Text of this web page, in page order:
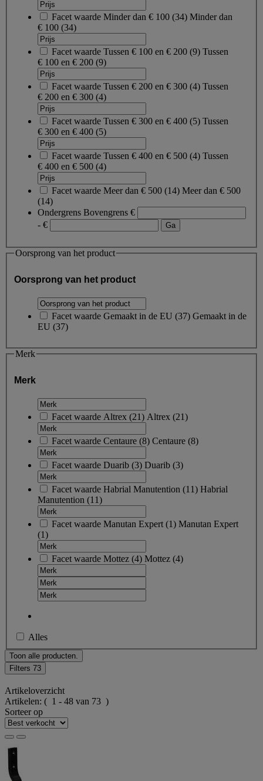
Facet waarde Minder dan € 100 (34) Minder dan
€ 100 (34)
Facet waarde Tussen € 100 en € 200 (9) Tussen
€ 100 en € 200 (9)
Facet waarde Tussen € 200 en € 300 (4) Tussen
€ 200 en € 300 (4)
Facet waarde Tussen € 300 en € 400 (5) Tussen
€ 300 en € 400 (5)
Facet waarde Tussen € 400 en € 500 (4) Tussen
€ 400 en € 500 (4)
Facet waarde Meer dan € 500 (14) Meer dan € 500
(14)
Ondergrens Bovengrens €
- €
Oorsprong van het product
Oorsprong van het product
Facet waarde Gemaakt in de EU (37) Gemaakt in de
EU (37)
Merk
Merk
Facet waarde Altrex (21) Altrex (21)
Facet waarde Centaure (8) Centaure (8)
Facet waarde Duarib (3) Duarib (3)
Facet waarde Habrial Manutention (11) Habrial
Manutention (11)
Facet waarde Manutan Expert (1) Manutan Expert
(1)
Facet waarde Mottez (4) Mottez (4)
Alles
Toon alle producten.
Filters 73
Artikeloverzicht
Artikelen: ( 1 - 48 van 73 )
Sorteer op